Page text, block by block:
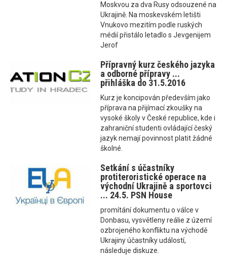
Moskvou za dva Rusy odsouzené na
Ukrajině. Na moskevském letišti
Vnukovo mezitím podle ruských
médií přistálo letadlo s Jevgenijem
Jerof
Přípravný kurz českého jazyka
a odborné přípravy ...
přihláška do 31.5.2016
Kurz je koncipován především jako
příprava na přijímací zkoušky na
vysoké školy v České republice, kde i
zahraniční studenti ovládající český
jazyk nemají povinnost platit žádné
školné.
Setkání s účastníky
protiteroristické operace na
východní Ukrajině a sportovci
... 24.5. PSN House
promítání dokumentu o válce v
Donbasu, vysvětleny reálie z území
ozbrojeného konfliktu na východě
Ukrajiny účastníky událostí,
následuje diskuze.